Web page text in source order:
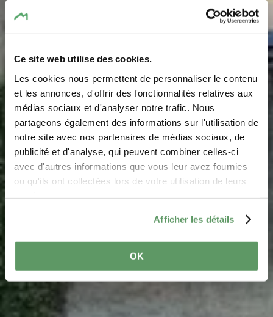
Ce site web utilise des cookies.
Les cookies nous permettent de personnaliser le contenu
et les annonces, d'offrir des fonctionnalités relatives aux
médias sociaux et d'analyser notre trafic. Nous
partageons également des informations sur l'utilisation de
notre site avec nos partenaires de médias sociaux, de
publicité et d'analyse, qui peuvent combiner celles-ci
avec d'autres informations que vous leur avez fournies
ou qu'ils ont collectées lors de votre utilisation de leurs
Afficher les détails
OK
Kasteel Bourglinster
Waar? 8, Rue du Château, L-6162 Bourglinster